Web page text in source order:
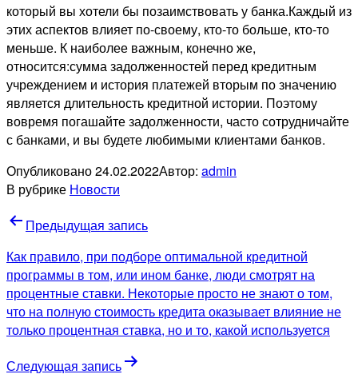
который вы хотели бы позаимствовать у банка.Каждый из
этих аспектов влияет по-своему, кто-то больше, кто-то
меньше. К наиболее важным, конечно же,
относится:сумма задолженностей перед кредитным
учреждением и история платежей вторым по значению
является длительность кредитной истории. Поэтому
вовремя погашайте задолженности, часто сотрудничайте
с банками, и вы будете любимыми клиентами банков.
Опубликовано24.02.2022Автор: admin
В рубрике Новости
Навигация
по
записям
Предыдущая запись
Как правило, при подборе оптимальной кредитной
программы в том, или ином банке, люди смотрят на
процентные ставки. Некоторые просто не знают о том,
что на полную стоимость кредита оказывает влияние не
только процентная ставка, но и то, какой используется
Следующая запись